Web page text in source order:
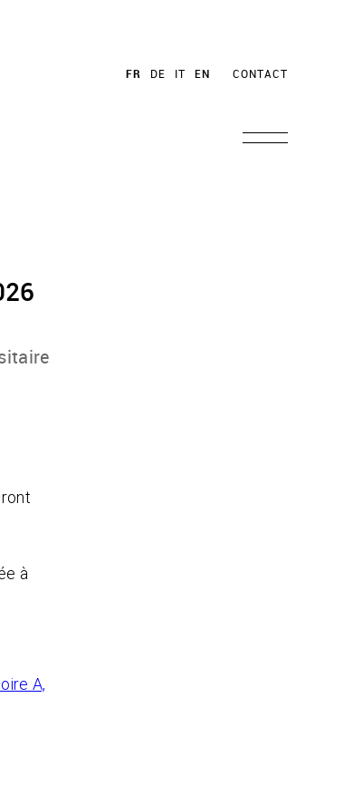
FR DE IT EN CONTACT
à
A,